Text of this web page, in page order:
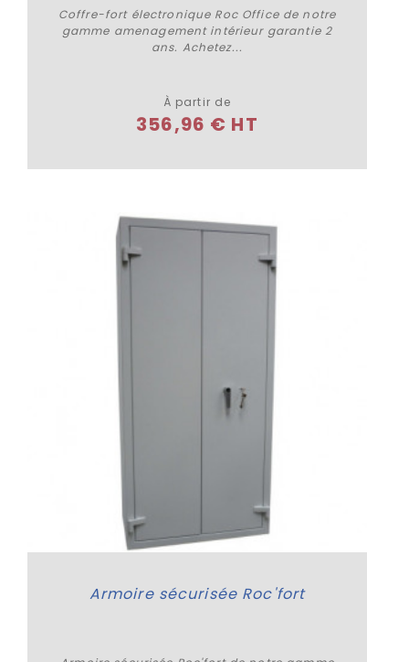
Coffre-fort électronique Roc Office de notre
gamme amenagement intérieur garantie 2
ans. Achetez...
À partir de
356,96 € HT
Armoire sécurisée Roc'fort